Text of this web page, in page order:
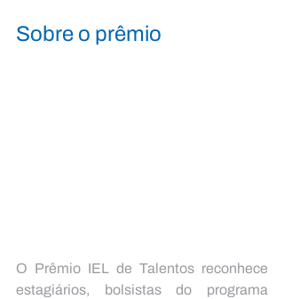
Sobre o prêmio
O Prêmio IEL de Talentos reconhece
estagiários, bolsistas do programa